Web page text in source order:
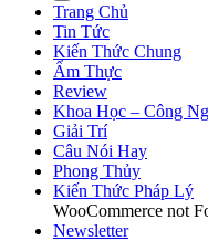
Trang Chủ
Tin Tức
Kiến Thức Chung
Ẩm Thực
Review
Khoa Học – Công
Giải Trí
Câu Nói Hay
Phong Thủy
Kiến Thức Pháp Lý
WooCommerce not
Newsletter